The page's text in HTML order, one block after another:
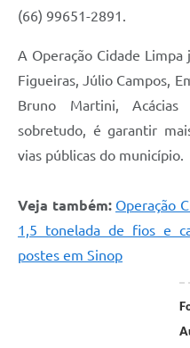
(66) 99651-2891.
A Operação Cidade Limpa
Figueiras, Júlio Campos,
Bruno Martini,
sobretudo, é garantir
vias públicas do município.
Veja também: Operação
1,5 tonelada de fios e
postes em Sinop